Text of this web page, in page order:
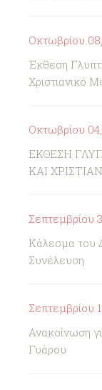
Οκτωβρίου
Έκθεση
Χριστιανικό
Οκτωβρίου
ΕΚΘΕΣΗ
ΚΑΙ
Σεπτεμβρίου
Κάλεσμα του
Συνέλευση
Σεπτεμβρίου
Ανακοίνωση
Γυάρου